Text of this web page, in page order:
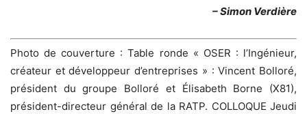
– Simon Verdière
Photo de couverture : Table ronde « OSER : l’Ingénieur,
créateur et développeur d’entreprises » : Vincent Bolloré,
président du groupe Bolloré et Élisabeth Borne (X81),
président-directeur général de la RATP. COLLOQUE Jeudi